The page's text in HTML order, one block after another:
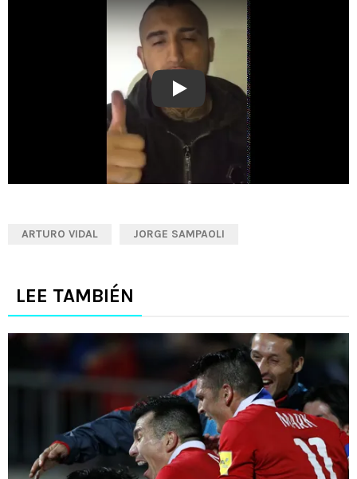
Play
ARTURO VIDAL JORGE SAMPAOLI
LEE TAMBIÉN